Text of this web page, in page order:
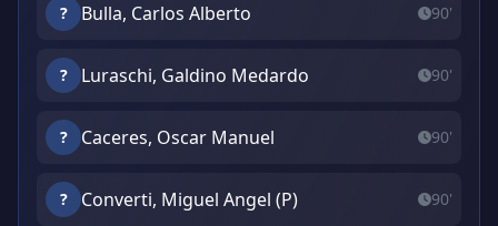
? Bulla, Carlos Alberto 90'
? Luraschi, Galdino Medardo 90'
? Caceres, Oscar Manuel 90'
? Converti, Miguel Angel (P) 90'